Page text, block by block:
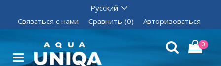
Связаться с нами Сравнить (0) Авторизоваться
0